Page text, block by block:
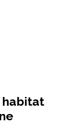
habitat